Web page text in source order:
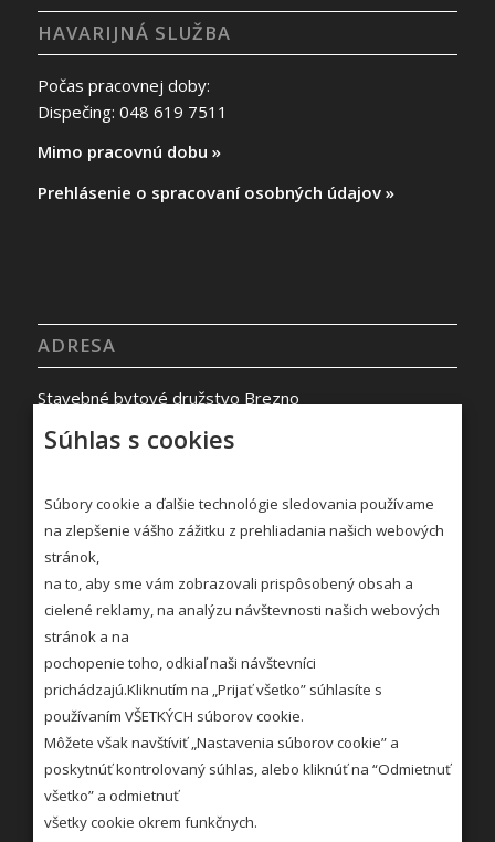
HAVARIJNÁ SLUŽBA
Počas pracovnej doby:
Dispečing: 048 619 7511
Mimo pracovnú dobu »
Prehlásenie o spracovaní osobných údajov »
ADRESA
Stavebné bytové družstvo Brezno
977 01 BREZNO
STRÁNKOVÉ DNI
Utorok: 7:00 – 11:00 12:00 – 15:00
Streda: 7:00 – 11:00 12:00 – 16:30
Viac »
Súhlas s cookies
Súbory cookie a ďalšie technológie sledovania používame
na zlepšenie vášho zážitku z prehliadania našich webových
stránok,
na to, aby sme vám zobrazovali prispôsobený obsah a
cielené reklamy, na analýzu návštevnosti našich webových
stránok a na
pochopenie toho, odkiaľ naši návštevníci
prichádzajú.Kliknutím na „Prijať všetko” súhlasíte s
používaním VŠETKÝCH súborov cookie.
Môžete však navštíviť „Nastavenia súborov cookie” a
poskytnúť kontrolovaný súhlas, alebo kliknúť na “Odmietnuť
všetko” a odmietnuť
všetky cookie okrem funkčnych.